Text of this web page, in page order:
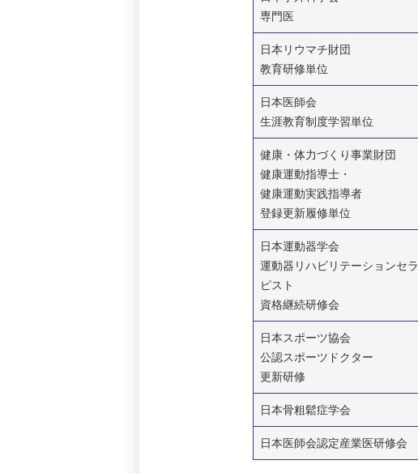
専門医
日本リウマチ財団
教育研修単位
日本医師会
生涯教育制度学習単位
健康・体力づくり事業財団
健康運動指導士・
健康運動実践指導者
登録更新履修単位
日本運動器学会
運動器リハビリテーションセラ
ピスト
資格継続研修会
日本スポーツ協会
公認スポーツドクター
更新研修
日本骨粗鬆症学会
日本医師会認定産業医研修会